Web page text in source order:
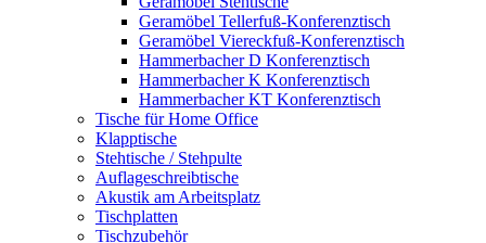
Geramöbel Tellerfuß-Konferenztisch
Geramöbel Viereckfuß-Konferenztisch
Hammerbacher D Konferenztisch
Hammerbacher K Konferenztisch
Hammerbacher KT Konferenztisch
Tische für Home Office
Klapptische
Stehtische / Stehpulte
Auflageschreibtische
Akustik am Arbeitsplatz
Tischplatten
Tischzubehör